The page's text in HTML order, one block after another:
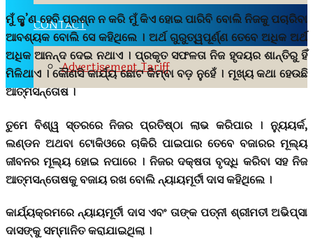
CONTACT
Advertisement Tariff
ମୁଁ କ’ଣ ହେବି ପ୍ରଶ୍ନ ନ କରି ମୁଁ କିଏ ହୋଇ ପାରିବି ବୋଲି ନିଜକୁ ପଚାରିବା
ଆବଶ୍ୟକ ବୋଲି ସେ କହିଥିଲେ । ଅର୍ଥ ଗୁରୁତ୍ୱପୂର୍ଣ୍ଣ ତେବେ ଅଧିକ ଅର୍ଥ
ଅଧିକ ଆନନ୍ଦ ଦେଇ ନଥାଏ । ପ୍ରକୃତ ସଫଳତା ନିଜ ହୃଦୟର ଶାନ୍ତିରୁ ହିଁ
ମିଳିଥାଏ । କୌଣସି କାର୍ଯ୍ୟ ଛୋଟ କିମ୍ବା ବଡ଼ ନୁହେଁ । ମୂଖ୍ୟ କଥା ହେଉଛି
ଆତ୍ମସନ୍ତୋଷ ।
ତୁମେ ବିଶ୍ୱ ସ୍ତରରେ ନିଜର ପ୍ରତିଷ୍ଠା ଲାଭ କରିପାର । ନ୍ୟୁୟର୍କ,
ଲଣ୍ଡନ ଅଥବା ଟୋକିଓରେ ଚାକିରି ପାଇପାର ତେବେ ବଜାରର ମୂଲ୍ୟ
ଜୀବନର ମୂଲ୍ୟ ହୋଇ ନପାରେ । ନିଜର ଦକ୍ଷତା ବୃଦ୍ଧି କରିବା ସହ ନିଜ
ଆତ୍ମସନ୍ତୋଷକୁ ବଜାୟ ରଖ ବୋଲି ନ୍ୟାୟମୂର୍ତୀ ଦାସ କହିଥିଲେ ।
କାର୍ଯ୍ୟକ୍ରମରେ ନ୍ୟାୟମୂର୍ତୀ ଦାସ ଏବଂ ତାଙ୍କ ପତ୍ନୀ ଶ୍ରୀମତୀ ଅଭିପ୍ସା
ଦାସଙ୍କୁ ସମ୍ମାନିତ କରାଯାଇଥିଲା ।